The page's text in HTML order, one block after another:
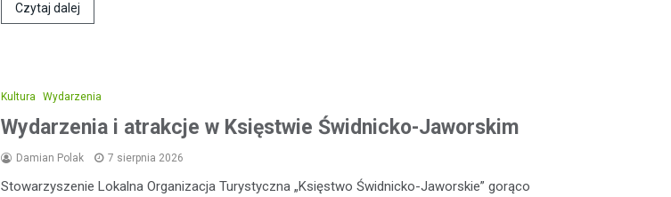
Czytaj dalej
Kultura Wydarzenia
Wydarzenia i atrakcje w Księstwie Świdnicko-Jaworskim
Damian Polak 7 sierpnia 2026
Stowarzyszenie Lokalna Organizacja Turystyczna „Księstwo Świdnicko-Jaworskie” gorąco